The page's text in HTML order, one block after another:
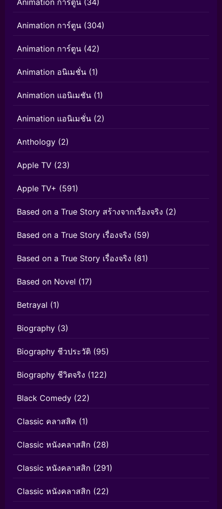
Animation การ์ตูน (34)
Animation การ์ตูน (304)
Animation การ์ตูน (42)
Animation อนิเมชั่น (1)
Animation แอนิเมชัน (1)
Animation แอนิเมชั่น (2)
Anthology (2)
Apple TV (23)
Apple TV+ (591)
Based on a True Story สร้างจากเรื่องจริง (2)
Based on a True Story เรื่องจริง (59)
Based on a True Story เรื่องจริง (81)
Based on Novel (17)
Betrayal (1)
Biography (3)
Biography ชีวประวัติ (95)
Biography ชีวิตจริง (122)
Black Comedy (22)
Classic คลาสสิค (1)
Classic หนังคลาสสิก (28)
Classic หนังคลาสสิก (291)
Classic หนังคลาสสิก (22)